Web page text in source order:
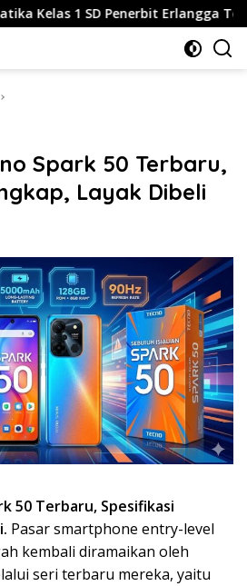
Erlangga Terbaru, Panduan
Spark 50 Terbaru,
Layak Dibeli
50 Terbaru, Spesifikasi
Pasar smartphone entry-level
kembali diramaikan oleh
seri terbaru mereka, yaitu